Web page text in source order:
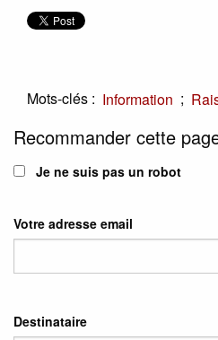
Mots-clés : Information ;
Recommander cette
Je ne suis pas un robot
Votre adresse email
Destinataire